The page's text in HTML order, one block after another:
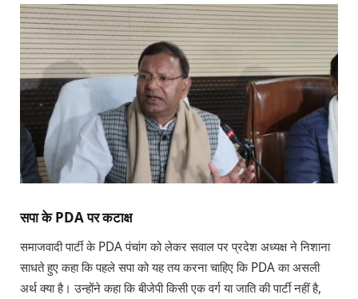
सपा के PDA पर कटाक्ष
समाजवादी पार्टी के PDA पंचांग को लेकर सवाल पर प्रदेश अध्यक्ष ने निशाना
साधते हुए कहा कि पहले सपा को यह तय करना चाहिए कि PDA का असली
अर्थ क्या है। उन्होंने कहा कि बीजेपी किसी एक वर्ग या जाति की पार्टी नहीं है,